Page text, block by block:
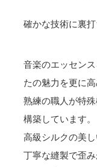
確かな技術に裏
音楽のエッセン
たの魅力を更に高
熟練の職人が特
構築しています。
高級シルクの美し
丁寧な縫製で歪